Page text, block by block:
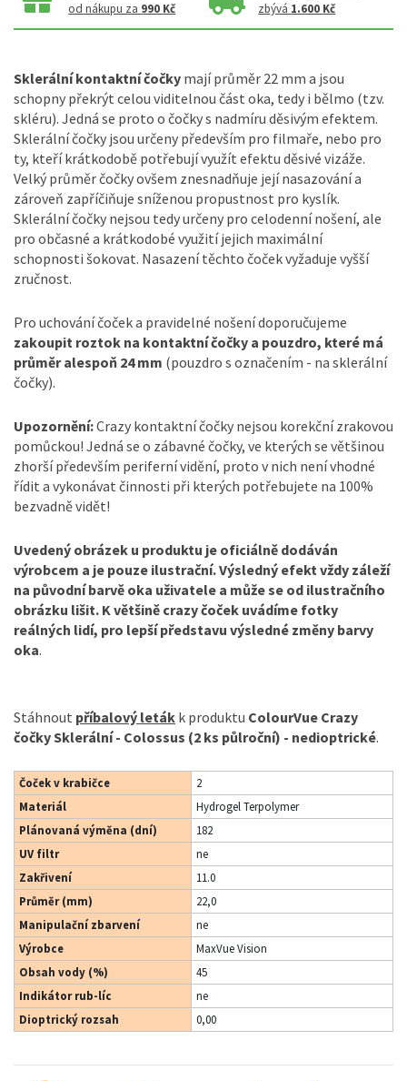
od nákupu za 990 Kč
zbývá 1.600 Kč
Sklerální kontaktní čočky mají průměr 22 mm a jsou
schopny překrýt celou viditelnou část oka, tedy i bělmo (tzv.
skléru). Jedná se proto o čočky s nadmíru děsivým efektem.
Sklerální čočky jsou určeny především pro filmaře, nebo pro
ty, kteří krátkodobě potřebují využít efektu děsivé vizáže.
Velký průměr čočky ovšem znesnadňuje její nasazování a
zároveň zapříčiňuje sníženou propustnost pro kyslík.
Sklerální čočky nejsou tedy určeny pro celodenní nošení, ale
pro občasné a krátkodobé využití jejich maximální
schopnosti šokovat. Nasazení těchto čoček vyžaduje vyšší
zručnost.
Pro uchování čoček a pravidelné nošení doporučujeme
zakoupit roztok na kontaktní čočky a pouzdro, které má
průměr alespoň 24 mm (pouzdro s označením - na sklerální
čočky).
Upozornění:Crazy kontaktní čočky nejsou korekční zrakovou
pomůckou! Jedná se o zábavné čočky, ve kterých se většinou
zhorší především periferní vidění, proto v nich není vhodné
řídit a vykonávat činnosti při kterých potřebujete na 100%
bezvadně vidět!
Uvedený obrázek u produktu je oficiálně dodáván
výrobcem a je pouze ilustrační. Výsledný efekt vždy záleží
na původní barvě oka uživatele a může se od ilustračního
obrázku lišit. K většině crazy čoček uvádíme fotky
reálných lidí, pro lepší představu výsledné změny barvy
oka.
Stáhnout příbalový leták k produktu ColourVue Crazy
čočky Sklerální - Colossus (2 ks půlroční) - nedioptrické.
Čoček v krabičce
2
Materiál
Hydrogel Terpolymer
Plánovaná výměna (dní)
182
UV filtr
ne
Zakřivení
11.0
Průměr (mm)
22,0
Manipulační zbarvení
ne
Výrobce
MaxVue Vision
Obsah vody (%)
45
Indikátor rub-líc
ne
Dioptrický rozsah
0,00